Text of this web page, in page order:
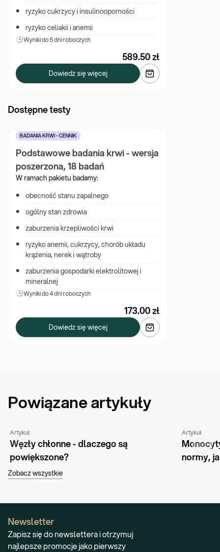
ryzyko cukrzycy i insulinooporności
ryzyko celiakii i anemii
Wyniki do 5 dni roboczych
589.50zł
Dowiedz się więcej
Dostępne testy
BADANIA KRWI - CENNIK
Podstawowe badania krwi - wersja
poszerzona, 18 badań
W ramach pakietu badamy:
obecność stanu zapalnego
ogólny stan zdrowia
zaburzenia krzepliwości krwi
ryzyko anemii, cukrzycy, chorób układu
krążenia, nerek i wątroby
zaburzenia gospodarki elektrolitowej i
mineralnej
Wyniki do 4 dni roboczych
173.00zł
Dowiedz się więcej
Powiązane artykuły
CHOROBY I SCHORZENIA PORADNIK
Artykuł
Węzły chłonne - dlaczego są
powiększone?
Artykuł
normy,
Zobacz wszystkie
Newsletter
Zapisz się do newslettera i otrzymuj
najlepsze promocje jako pierwszy